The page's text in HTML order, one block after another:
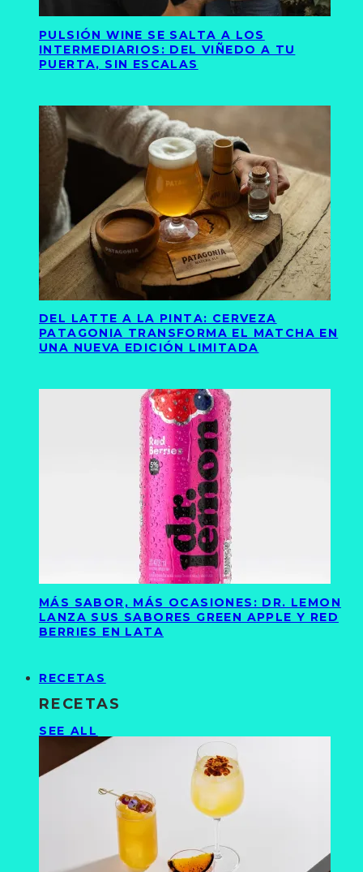
PULSIÓN WINE SE SALTA A LOS
INTERMEDIARIOS: DEL VIÑEDO A TU
PUERTA, SIN ESCALAS
DEL LATTE A LA PINTA: CERVEZA
PATAGONIA TRANSFORMA EL MATCHA EN
UNA NUEVA EDICIÓN LIMITADA
MÁS SABOR, MÁS OCASIONES: DR. LEMON
LANZA SUS SABORES GREEN APPLE Y RED
BERRIES EN LATA
RECETAS
RECETAS
SEE ALL